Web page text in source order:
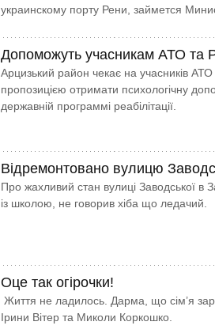
украинскому порту Рени, займется
Допоможуть учасникам АТО та
Арцизький район чекає на учасників АТО
пропозицією отримати психологічну
державній программі реабілітації.
Відремонтовано вулицю
Про жахливий стан вулиці Заводської в
із школою, не говорив хіба що ледачий.
Оце так огірочки!
Життя не ладилось. Дарма, що сім’я
Ірини Вітер та Миколи Коркошко.